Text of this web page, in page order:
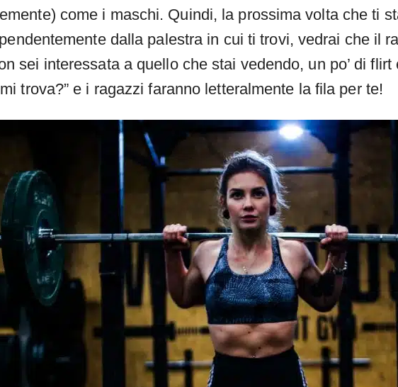
come i maschi. Quindi, la prossima volta che ti
dalla palestra in cui ti trovi, vedrai che il
sei interessata a quello che stai vedendo, un po’ di
trova?” e i ragazzi faranno letteralmente la fila per te!